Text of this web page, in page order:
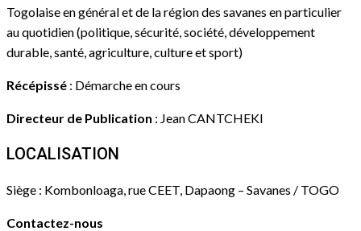
Togolaise en général et de la région des savanes en particulier
au quotidien (politique, sécurité, société, développement
durable, santé, agriculture, culture et sport)
Récépissé : Démarche en cours
Directeur de Publication : Jean CANTCHEKI
LOCALISATION
Siège : Kombonloaga, rue CEET, Dapaong – Savanes / TOGO
Contactez-nous